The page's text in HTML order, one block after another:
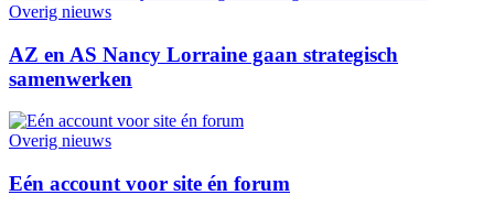
Overig nieuws
AZ en AS Nancy Lorraine gaan strategisch
samenwerken
Overig nieuws
Eén account voor site én forum